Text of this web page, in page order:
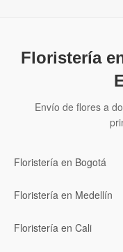
Floristería
Envío de flores a
Floristería en Bogotá
Floristería en Medellín
Floristería en Cali